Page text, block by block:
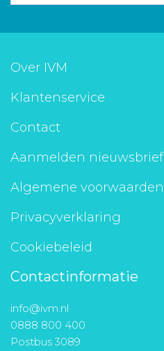
Over IVM
Klantenservice
Contact
Aanmelden nieuwsbrief
Algemene voorwaarden
Privacyverklaring
Cookiebeleid
Contactinformatie
info@ivm.nl
0888 800 400
Postbus 3089